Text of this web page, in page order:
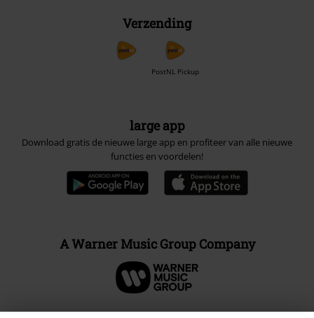
Verzending
PostNL Pickup
large app
Download gratis de nieuwe large app en profiteer van alle nieuwe
functies en voordelen!
A Warner Music Group Company